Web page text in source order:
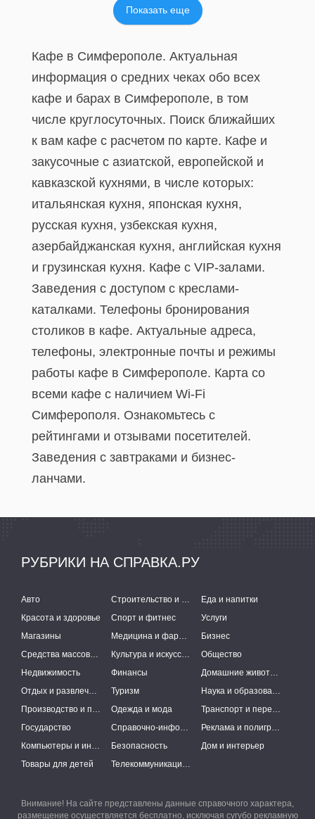
Показать еще
Кафе в Симферополе. Актуальная
информация о средних чеках обо всех
кафе и барах в Симферополе, в том
числе круглосуточных. Поиск ближайших
к вам кафе с расчетом по карте. Кафе и
закусочные с азиатской, европейской и
кавказской кухнями, в числе которых:
итальянская кухня, японская кухня,
русская кухня, узбекская кухня,
азербайджанская кухня, английская кухня
и грузинская кухня. Кафе с VIP-залами.
Заведения с доступом с креслами-
каталками. Телефоны бронирования
столиков в кафе. Актуальные адреса,
телефоны, электронные почты и режимы
работы кафе в Симферополе. Карта со
всеми кафе с наличием Wi-Fi
Симферополя. Ознакомьтесь с
рейтингами и отзывами посетителей.
Заведения с завтраками и бизнес-
ланчами.
РУБРИКИ НА СПРАВКА.РУ
Авто Строительство и ремонт
Еда и напитки
Красота и здоровье
Спорт и фитнес
Услуги
Магазины
Медицина и фармацевтика
Бизнес
Средства массовой информации
Культура и искусство
Общество
Недвижимость
Финансы
Домашние животные
Отдых и развлечения
Туризм
Наука и образование
Производство и поставки
Одежда и мода
Транспорт и перевозки
Государство
Справочно-информационные системы
Реклама и полиграфия
Компьютеры и интернет
Безопасность
Дом и интерьер
Товары для детей
Телекоммуникации и связь
Внимание! На сайте представлены данные справочного характера,
размещение осуществляется бесплатно, исключая сугубо рекламную